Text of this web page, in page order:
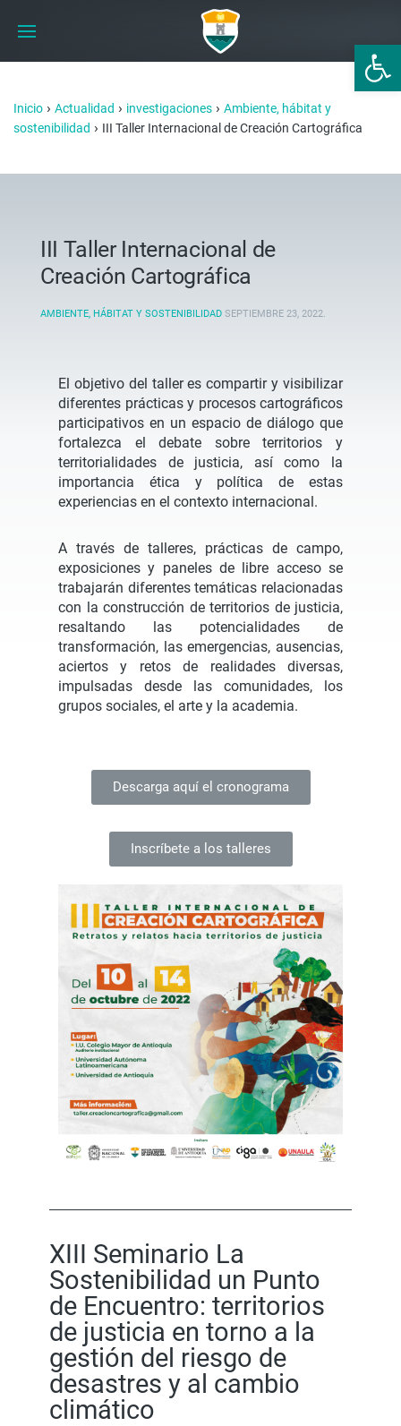
Abrir
Inicio › Actualidad › investigaciones › Ambiente, hábitat y
sostenibilidad › III Taller Internacional de Creación Cartográfica
III Taller Internacional de
Creación Cartográfica
AMBIENTE, HÁBITAT Y SOSTENIBILIDAD SEPTIEMBRE 23, 2022.
El objetivo del taller es compartir y visibilizar
diferentes prácticas y procesos cartográficos
participativos en un espacio de diálogo que
fortalezca el debate sobre territorios y
territorialidades de justicia, así como la
importancia ética y política de estas
experiencias en el contexto internacional.
A través de talleres, prácticas de campo,
exposiciones y paneles de libre acceso se
trabajarán diferentes temáticas relacionadas
con la construcción de territorios de justicia,
resaltando las potencialidades de
transformación, las emergencias, ausencias,
aciertos y retos de realidades diversas,
impulsadas desde las comunidades, los
grupos sociales, el arte y la academia.
Descarga aquí el cronograma
Inscríbete a los talleres
XIII Seminario La
Sostenibilidad un Punto
de Encuentro: territorios
de justicia en torno a la
gestión del riesgo de
desastres y al cambio
climático